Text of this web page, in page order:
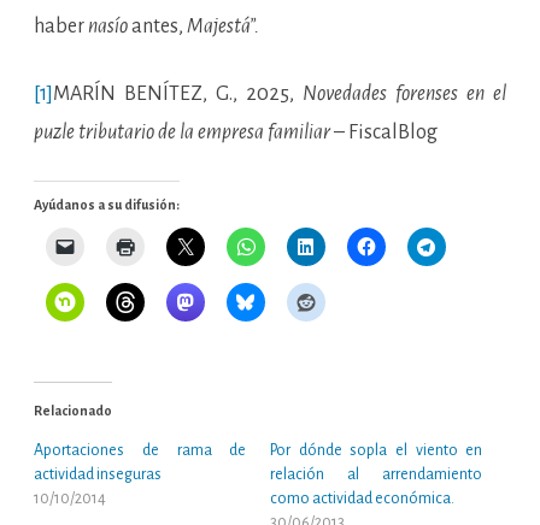
haber nasíoantes, Majestá”.
[1] MARÍN BENÍTEZ, G., 2025, Novedades forenses en el
puzle tributario de la empresa familiar– FiscalBlog
Ayúdanos a su difusión:
Relacionado
Aportaciones de rama de
actividad inseguras
10/10/2014
Por dónde sopla el viento en
relación al arrendamiento
como actividad económica.